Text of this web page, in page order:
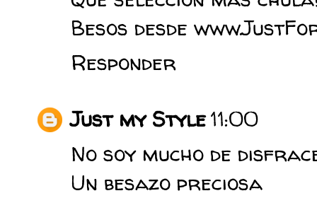
Besos desde
Responder
Just my Style11:00
No soy mucho de
Un besazo preciosa